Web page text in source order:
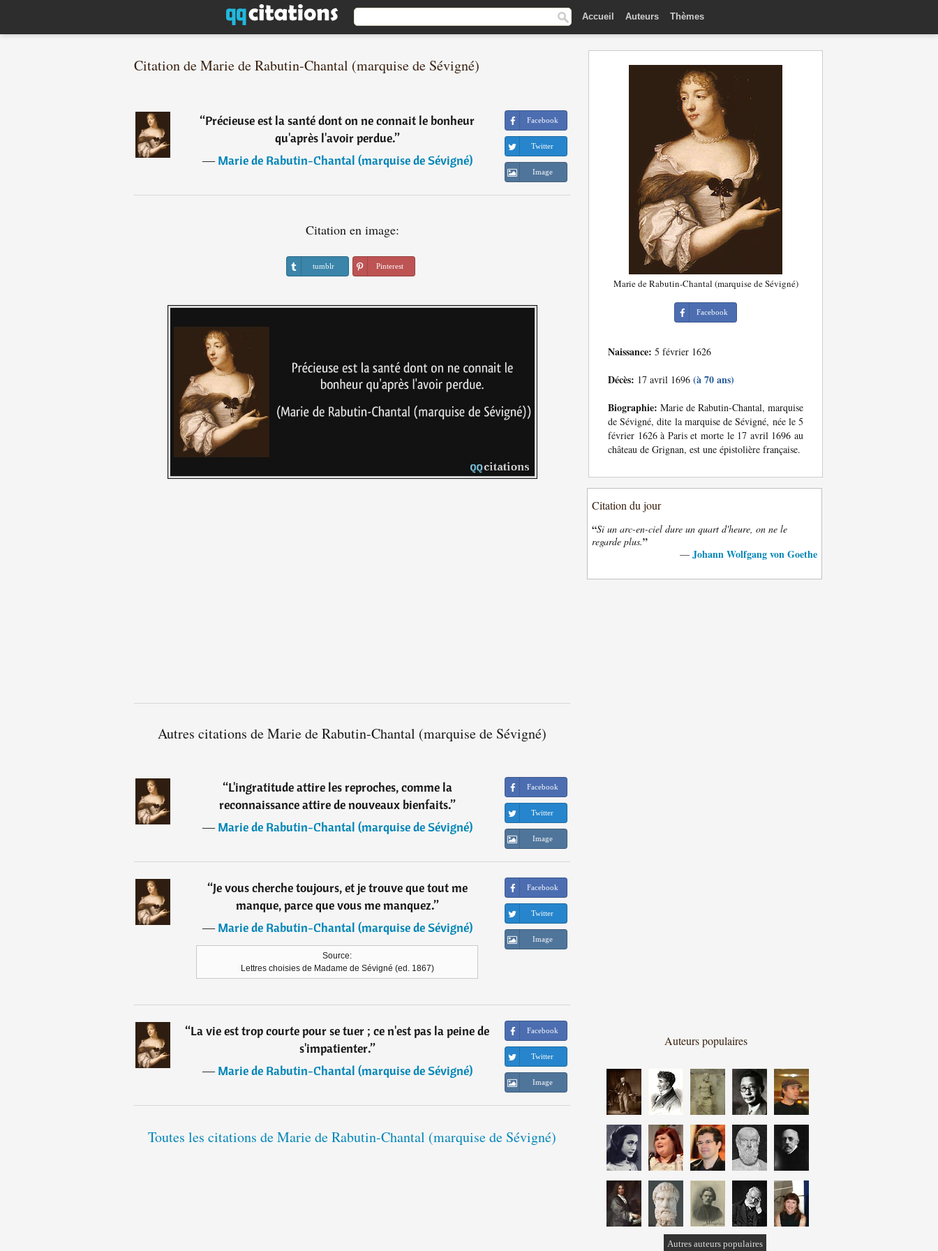
Accueil Auteurs Thèmes
Citation de Marie de Rabutin-Chantal (marquise de Sévigné)
“Précieuse est la santé dont on ne connait le bonheur
qu'après l'avoir perdue.”
―Marie de Rabutin-Chantal (marquise de Sévigné)
Facebook
Twitter
Image
Citation en image:
tumblr Pinterest
Autres citations de Marie de Rabutin-Chantal (marquise de Sévigné)
“L'ingratitude attire les reproches, comme la
reconnaissance attire de nouveaux bienfaits.”
―Marie de Rabutin-Chantal (marquise de Sévigné)
Facebook
Twitter
Image
“Je vous cherche toujours, et je trouve que tout me
manque, parce que vous me manquez.”
―Marie de Rabutin-Chantal (marquise de Sévigné)
Source:
Lettres choisies de Madame de Sévigné (ed. 1867)
Facebook
Twitter
Image
“La vie est trop courte pour se tuer ; ce n'est pas la peine de
s'impatienter.”
―Marie de Rabutin-Chantal (marquise de Sévigné)
Facebook
Twitter
Image
Toutes les citations de Marie de Rabutin-Chantal (marquise de Sévigné)
Marie de Rabutin-Chantal (marquise de Sévigné)
Facebook
Naissance: 5 février 1626
Décès: 17 avril 1696 (à 70 ans)
Biographie: Marie de Rabutin-Chantal, marquise
de Sévigné, dite la marquise de Sévigné, née le 5
février 1626 à Paris et morte le 17 avril 1696 au
château de Grignan, est une épistolière française.
Citation du jour
“Si un arc-en-ciel dure un quart d'heure, on ne le
regarde plus.”
— Johann Wolfgang von Goethe
Auteurs populaires
Autres auteurs populaires